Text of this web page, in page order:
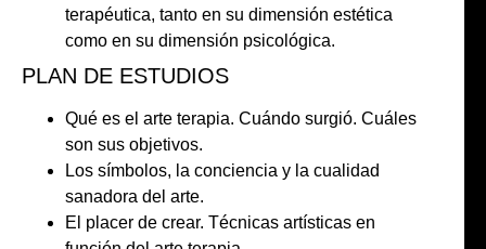
terapéutica, tanto en su dimensión estética
como en su dimensión psicológica.
PLAN DE ESTUDIOS
Qué es el arte terapia. Cuándo surgió. Cuáles
son sus objetivos.
Los símbolos, la conciencia y la cualidad
sanadora del arte.
El placer de crear. Técnicas artísticas en